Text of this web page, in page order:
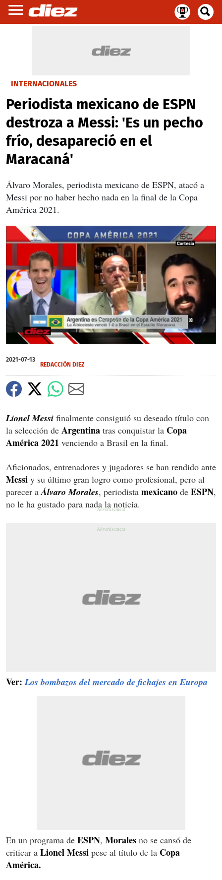
INTERNACIONALES
Periodista mexicano de ESPN
destroza a Messi: 'Es un pecho
frío, desapareció en el
Maracaná'
Álvaro Morales, periodista mexicano de ESPN, atacó a
Messi por no haber hecho nada en la final de la Copa
América 2021.
of
1
48
seconds
X
X
2021-07-13
REDACCIÓN DIEZ
Lionel Messi finalmente consiguió su deseado título con
la selección de Argentina tras conquistar la Copa
América 2021 venciendo a Brasil en la final.
Aficionados, entrenadores y jugadores se han rendido ante
Messi y su último gran logro como profesional, pero al
parecer aÁlvaro Morales, periodista mexicano de ESPN,
no le ha gustado para nada la noticia.
Ver:Los bombazos del mercado de fichajes en Europa
En un programa de ESPN, Morales no se cansó de
criticar a Lionel Messi pese al título de la Copa
América.